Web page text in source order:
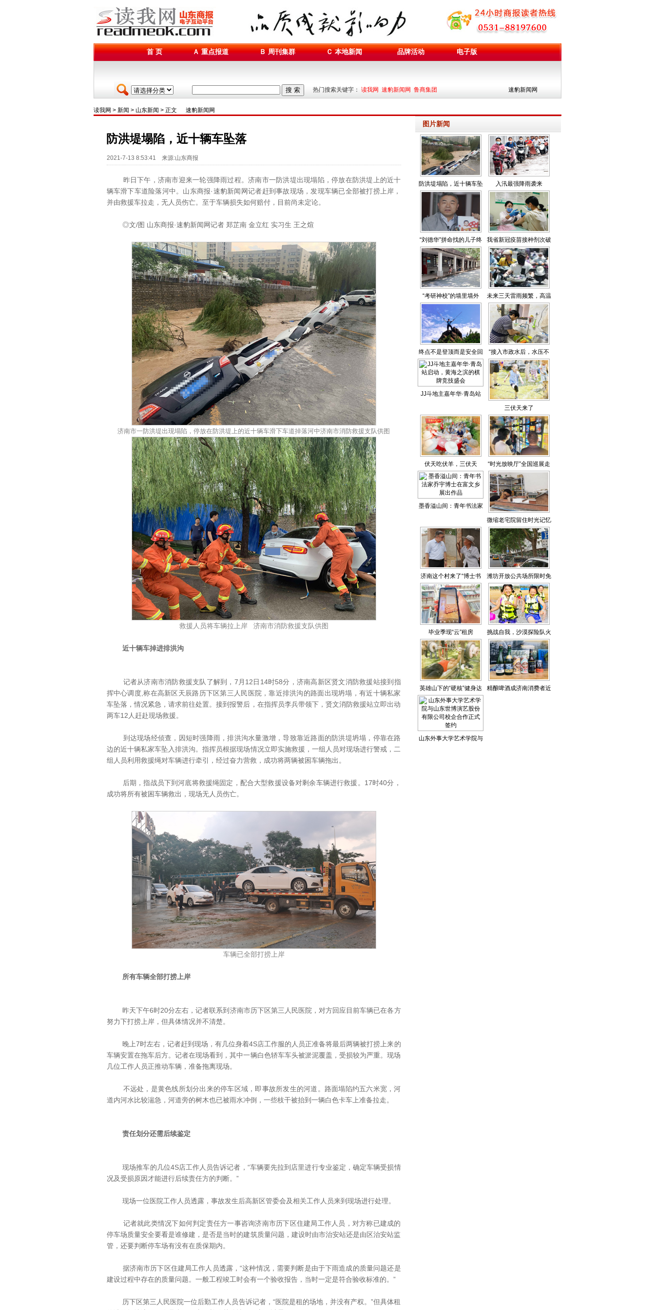
首 页 Ａ 重点报道 Ｂ 周刊集群 Ｃ 本地新闻 品牌活动 电子版
搜 索 热门搜索关键字： 读我网 速豹新闻网 鲁商集团 速豹新闻网
读我网 > 新闻 > 山东新闻 > 正文 速豹新闻网
防洪堤塌陷，近十辆车坠落
2021-7-13 8:53:41 来源:山东商报
昨日下午，济南市迎来一轮强降雨过程。济南市一防洪堤出现塌陷，停放在防洪堤上的近十
辆车滑下车道险落河中。山东商报·速豹新闻网记者赶到事故现场，发现车辆已全部被打捞上岸，
并由救援车拉走，无人员伤亡。至于车辆损失如何赔付，目前尚未定论。
◎文/图 山东商报·速豹新闻网记者 郑芷南 金立红 实习生 王之煊
济南市一防洪堤出现塌陷，停放在防洪堤上的近十辆车滑下车道掉落河中济南市消防救援支队供图
救援人员将车辆拉上岸 济南市消防救援支队供图
近十辆车掉进排洪沟
记者从济南市消防救援支队了解到，7月12日14时58分，济南高新区贤文消防救援站接到指
挥中心调度,称在高新区天辰路历下区第三人民医院，靠近排洪沟的路面出现坍塌，有近十辆私家
车坠落，情况紧急，请求前往处置。接到报警后，在指挥员李兵带领下，贤文消防救援站立即出动
两车12人赶赴现场救援。
到达现场经侦查，因短时强降雨，排洪沟水量激增，导致靠近路面的防洪堤坍塌，停靠在路
边的近十辆私家车坠入排洪沟。指挥员根据现场情况立即实施救援，一组人员对现场进行警戒，二
组人员利用救援绳对车辆进行牵引，经过奋力营救，成功将两辆被困车辆拖出。
后期，指战员下到河底将救援绳固定，配合大型救援设备对剩余车辆进行救援。17时40分，
成功将所有被困车辆救出，现场无人员伤亡。
车辆已全部打捞上岸
所有车辆全部打捞上岸
昨天下午6时20分左右，记者联系到济南市历下区第三人民医院，对方回应目前车辆已在各方
努力下打捞上岸，但具体情况并不清楚。
晚上7时左右，记者赶到现场，有几位身着4S店工作服的人员正准备将最后两辆被打捞上来的
车辆安置在拖车后方。记者在现场看到，其中一辆白色轿车车头被淤泥覆盖，受损较为严重。现场
几位工作人员正推动车辆，准备拖离现场。
不远处，是黄色线所划分出来的停车区域，即事故所发生的河道。路面塌陷约五六米宽，河
道内河水比较湍急，河道旁的树木也已被雨水冲倒，一些枝干被抬到一辆白色卡车上准备拉走。
责任划分还需后续鉴定
现场推车的几位4S店工作人员告诉记者，“车辆要先拉到店里进行专业鉴定，确定车辆受损情
况及受损原因才能进行后续责任方的判断。”
现场一位医院工作人员透露，事故发生后高新区管委会及相关工作人员来到现场进行处理。
记者就此类情况下如何判定责任方一事咨询济南市历下区住建局工作人员，对方称已建成的
停车场质量安全要看是谁修建，是否是当时的建筑质量问题，建设时由市治安站还是由区治安站监
管，还要判断停车场有没有在质保期内。
据济南市历下区住建局工作人员透露，“这种情况，需要判断是由于下雨造成的质量问题还是
建设过程中存在的质量问题。一般工程竣工时会有一个验收报告，当时一定是符合验收标准的。”
历下区第三人民医院一位后勤工作人员告诉记者，“医院是租的场地，并没有产权。”但具体租
图片新闻
防洪堤塌陷，近十辆车坠
落
入汛最强降雨袭来
“刘德华”拼命找的儿子终
于找到了
我省新冠疫苗接种剂次破
亿
“考研神校”的墙里墙外 未来三天雷雨频繁，高温
暂时退场
终点不是登顶而是安全回
家
“接入市政水后，水压不
稳解决了”
JJ斗地主嘉年华·青岛站
技盛会
三伏天来了
伏天吃伏羊，三伏天
里“藏着”很多文化
“时光放映厅”全国巡展走
进山东
墨香溢山间：青年书法家
品
微缩老宅院留住时光记忆
济南这个村来了“博士书
记”
潍坊开放公共场所限时免
费停车
毕业季现“云”租房 挑战自我，沙漠探险队火
热招募中
英雄山下的“硬核”健身达
人
精酿啤酒成济南消费者近
山东外事大学艺术学院与